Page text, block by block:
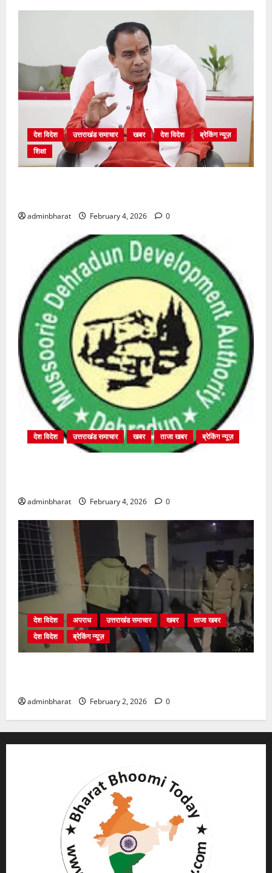
देश विदेश उत्तराखंड समाचार खबर देश विदेश
ब्रेकिंग न्यूज़
शिक्षा
adminbharat February 4, 2026 0
देश विदेश उत्तराखंड समाचार खबर ताजा खबर ब्रेकिंग न्यूज़
adminbharat February 4, 2026 0
देश विदेश अपराध उत्तराखंड समाचार खबर
ताजा खबर
देश विदेश
ब्रेकिंग न्यूज़
adminbharat February 2, 2026 0